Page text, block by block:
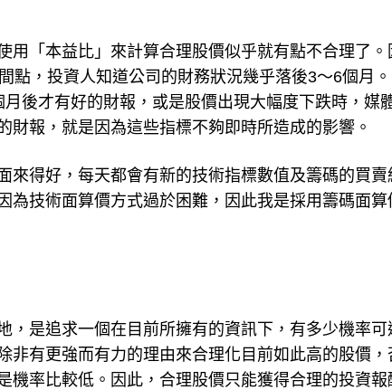
「本益比」來計算合理股價似乎就有點不合理了。
點，投資人知道公司的財務狀況幾乎落後3～6個月
後才有好的財報，或是股價出現大幅度下跌時，媒
報，就是因為這些指標不夠即時所造成的影響。
得好，每天都會有新的技術指標數值及籌碼的買賣
為技術面算價方式過於困難，因此我是採用籌碼面算
，是追求一個在目前所擁有的資訊下，有多少機率可
非有更強而有力的理由來合理化目前如此高的股價，
機率比較低。因此，合理股價只能獲得合理的投資報